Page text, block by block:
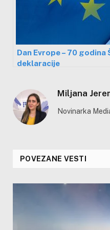
Dan Evrope – 70 godina
deklaracije
Miljana
Novinarka
POVEZANE VESTI